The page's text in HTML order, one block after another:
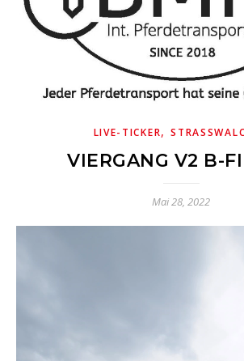
LIVE-TICKER,
VIERGANG V2 B-
Mai 28, 2022